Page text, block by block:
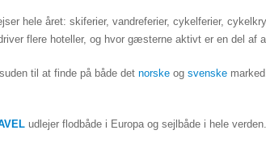
hele året: skiferier, vandreferier, cykelferier,
flere hoteller, og hvor gæsterne aktivt er en del
til at finde på både det norske og svenske
udlejer flodbåde i Europa og sejlbåde i hele verden.